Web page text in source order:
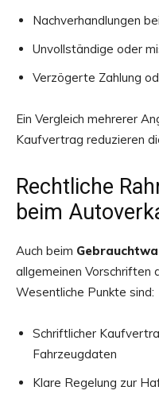
Nachverhandlungen
Unvollständige oder
Verzögerte Zahlung
Ein Vergleich mehrerer
Kaufvertrag reduzieren
Rechtliche
beim
Auch beim
allgemeinen Vorschriften
Wesentliche Punkte sind:
Schriftlicher
Fahrzeugdaten
Klare Regelung zur